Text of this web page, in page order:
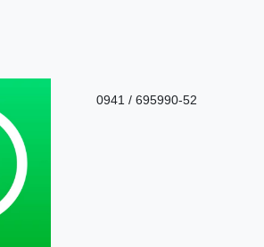
0941 / 695990-52